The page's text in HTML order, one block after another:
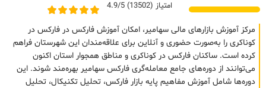
امتیاز (13502) 4.9/5
مرکز آموزش بازارهای مالی سهامیر، امکان آموزش فارکس در فارکس در
کوناکری را به‌صورت حضوری و آنلاین برای علاقه‌مندان این شهرستان فراهم
کرده است. ساکنان فارکس در کوناکری و مناطق همجوار استان اکنون
می‌توانند از دوره‌های جامع معامله‌گری فارکس سهامیر بهره‌مند شوند. این
دوره‌ها شامل آموزش مفاهیم پایه بازار فارکس، تحلیل تکنیکال، تحلیل